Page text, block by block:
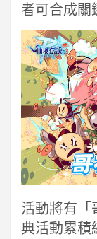
者可合成關
活動將有「
典活動累積